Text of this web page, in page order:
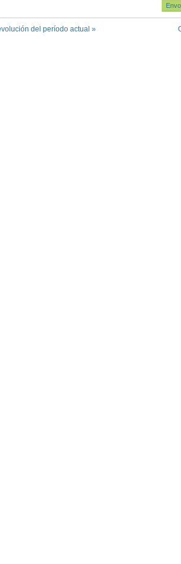
del período actual »